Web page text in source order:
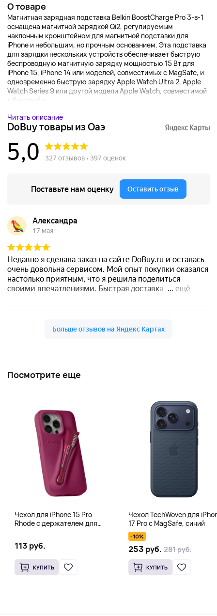
О товаре
Магнитная зарядная подставка Belkin BoostCharge Pro 3-в-1
оснащена магнитной зарядкой Qi2, регулируемым
наклонным кронштейном для магнитной подставки для
iPhone и небольшим, но прочным основанием. Эта подставка
для зарядки нескольких устройств обеспечивает быструю
беспроводную магнитную зарядку мощностью 15 Вт для
iPhone 15, iPhone 14 или моделей, совместимых с MagSafe, и
одновременно быструю зарядку Apple Watch Ultra 2, Apple
Watch Series 9 или другой модели Apple Watch, совместимой
с быстрой з...
Читать описание
Посмотрите еще
Чехол для iPhone 15 Pro
Rhode с держателем для
113 руб.
КУПИТЬ
Чехол TechWoven для
17 Pro с MagSafe, синий
-10%
253 руб. 281 руб.
КУПИТЬ